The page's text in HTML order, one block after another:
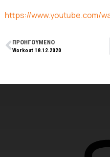
https://www.youtube.com/
ΠΡΟΗΓΟΥΜΕΝΟ
Workout 18.12.2020